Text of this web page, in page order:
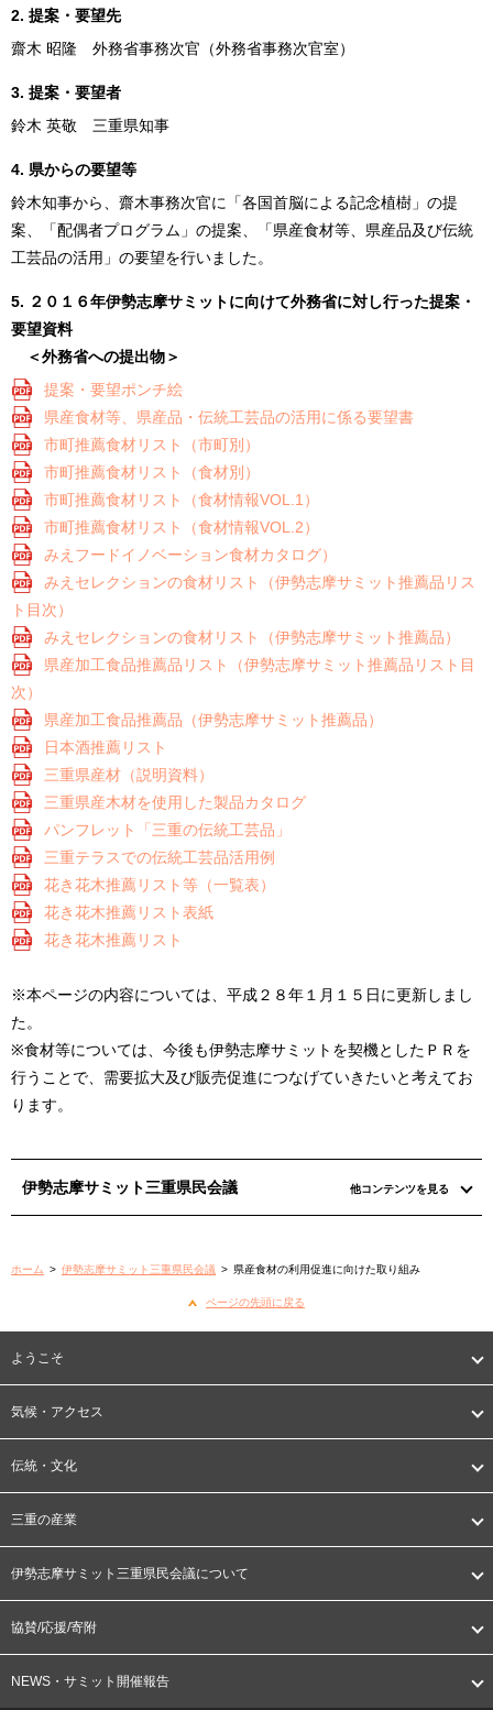
2. 提案・要望先
齋木 昭隆 外務省事務次官（外務省事務次官室）
3. 提案・要望者
鈴木 英敬 三重県知事
4. 県からの要望等
鈴木知事から、齋木事務次官に「各国首脳による記念植樹」の提
案、「配偶者プログラム」の提案、「県産食材等、県産品及び伝統
工芸品の活用」の要望を行いました。
5. ２０１６年伊勢志摩サミットに向けて外務省に対し行った提案・
要望資料
＜外務省への提出物＞
提案・要望ポンチ絵
県産食材等、県産品・伝統工芸品の活用に係る要望書
市町推薦食材リスト（市町別）
市町推薦食材リスト（食材別）
市町推薦食材リスト（食材情報VOL.1）
市町推薦食材リスト（食材情報VOL.2）
みえフードイノベーション食材カタログ）
みえセレクションの食材リスト（伊勢志摩サミット推薦品リス
ト目次）
みえセレクションの食材リスト（伊勢志摩サミット推薦品）
県産加工食品推薦品リスト（伊勢志摩サミット推薦品リスト目
次）
県産加工食品推薦品（伊勢志摩サミット推薦品）
日本酒推薦リスト
三重県産材（説明資料）
三重県産木材を使用した製品カタログ
パンフレット「三重の伝統工芸品」
三重テラスでの伝統工芸品活用例
花き花木推薦リスト等（一覧表）
花き花木推薦リスト表紙
花き花木推薦リスト
※本ページの内容については、平成２８年１月１５日に更新しまし
た。
※食材等については、今後も伊勢志摩サミットを契機としたＰＲを
行うことで、需要拡大及び販売促進につなげていきたいと考えてお
ります。
伊勢志摩サミット三重県民会議 他コンテンツを見る
ホーム > 伊勢志摩サミット三重県民会議 > 県産食材の利用促進に向けた取り組み
ページの先頭に戻る
ようこそ
気候・アクセス
伝統・文化
三重の産業
伊勢志摩サミット三重県民会議について
協賛/応援/寄附
NEWS・サミット開催報告